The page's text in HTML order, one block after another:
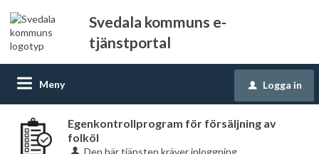
Svedala kommuns e-
tjänstportal
Meny u Logga in
Egenkontrollprogram för försäljning av
folköl
Den här tjänsten kräver inloggning